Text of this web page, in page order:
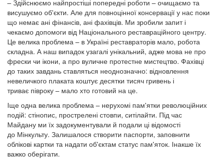
– Здійснюємо найпростіші попередні роботи – очищаємо та
висушуємо об'єкти. Але для повноцінної консервації у нас поки
що немає ані фінансів, ані фахівців. Ми зробили запит і
чекаємо допомоги від Національного реставраційного центру.
Це велика проблема – в Україні реставраторів мало, робота
складна. А наш випадок узагалі унікальний, адже мова не про
фрески чи ікони, а про вуличне протестне мистецтво. Фахівці
до таких завдань ставляться неоднозначно: відновлення
невеличкого плаката коштує десятки тисяч гривень і
триває півроку – мало хто готовий на це.
Іще одна велика проблема – нерухомі пам'ятки революційних
подій: стінопис, прострелені стовпи, ситілайти. Під час
Майдану ми їх задокументували й подали ці відомості
до Мінкульту. Залишалося створити паспорти, заповнити
облікові картки та надати об'єктам статус пам'яток. Інакше їх
важко оберігати.